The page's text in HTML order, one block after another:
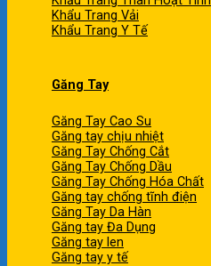
Khẩu Trang Vải
Khẩu Trang Y Tế
Găng Tay
Găng Tay Cao Su
Găng tay chịu nhiệt
Găng Tay Chống Cắt
Găng Tay Chống Dầu
Găng Tay Chống Hóa Chất
Găng tay chống tĩnh điện
Găng Tay Da Hàn
Găng tay Đa Dụng
Găng tay len
Găng tay y tế